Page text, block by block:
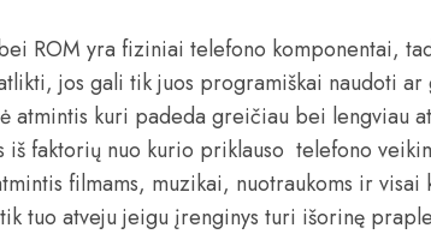
ROM yra fiziniai telefono komponentai,
jos gali tik juos programiškai naudoti
atmintis kuri padeda greičiau bei lengviau
iš faktorių nuo kurio priklauso telefono
filmams, muzikai, nuotraukoms ir
tuo atveju jeigu įrenginys turi išorinę